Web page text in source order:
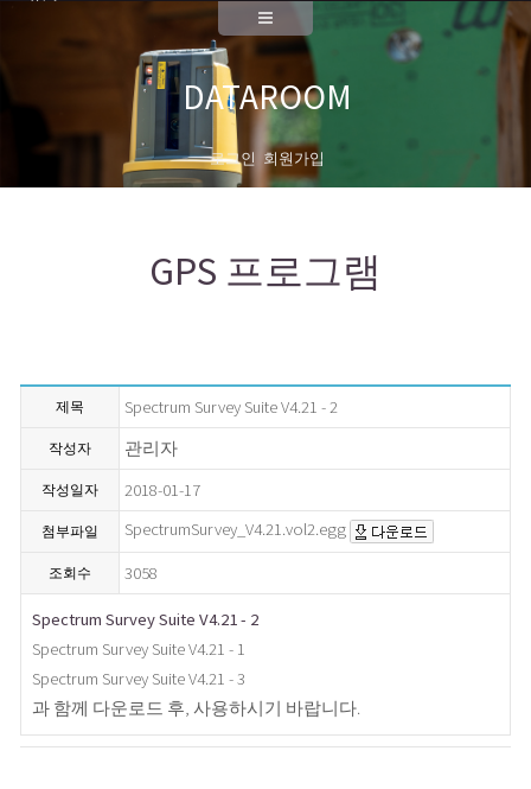
DATAROOM
로그인 회원가입
GPS 프로그램
제목 Spectrum Survey Suite V4.21 - 2
작성자 관리자
작성일자 2018-01-17
첨부파일 SpectrumSurvey_V4.21.vol2.egg
조회수 3058
Spectrum Survey Suite V4.21 - 2
Spectrum Survey Suite V4.21 - 1
Spectrum Survey Suite V4.21 - 3
과 함께 다운로드 후, 사용하시기 바랍니다.
측량기기 성능검사
대리점안내
회사소개
오시는길